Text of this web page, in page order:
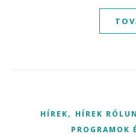
HÍREK, HÍREK
PROGRAMOK